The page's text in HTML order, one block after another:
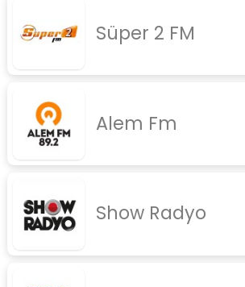
Süper 2 FM
Alem Fm
Show Radyo